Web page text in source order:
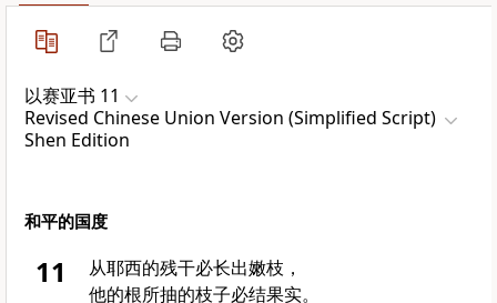
以赛亚书 11
Revised Chinese Union Version (Simplified Script)
Shen Edition
和平的国度
11 从耶西的残干必长出嫩枝，
他的根所抽的枝子必结果实。